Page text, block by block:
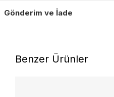
Gönderim ve İade
Benzer Ürünler